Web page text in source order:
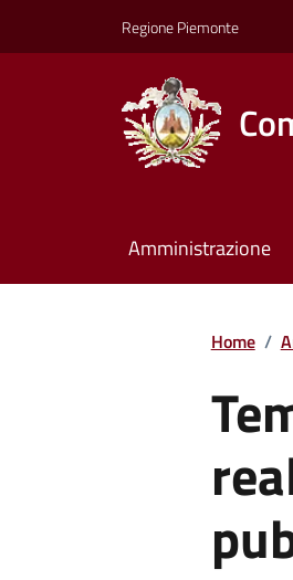
Regione Piemonte
Amministrazione
Home /